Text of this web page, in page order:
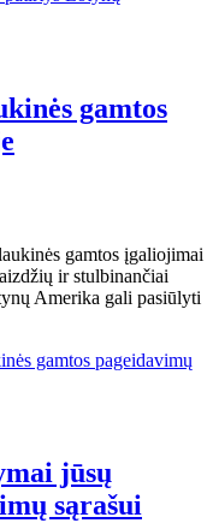
gamtos
gamtos įgaliojimai
ir stulbinančiai
Amerika gali pasiūlyti
jūsų
sąrašui